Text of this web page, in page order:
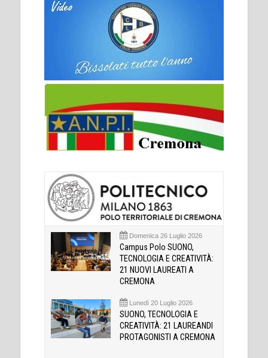
Domenica 26 Luglio 2026
Campus Polo SUONO,
TECNOLOGIA E CREATIVITÀ:
21 NUOVI LAUREATI A
CREMONA
Lunedì 20 Luglio 2026
SUONO, TECNOLOGIA E
CREATIVITÀ: 21 LAUREANDI
PROTAGONISTI A CREMONA